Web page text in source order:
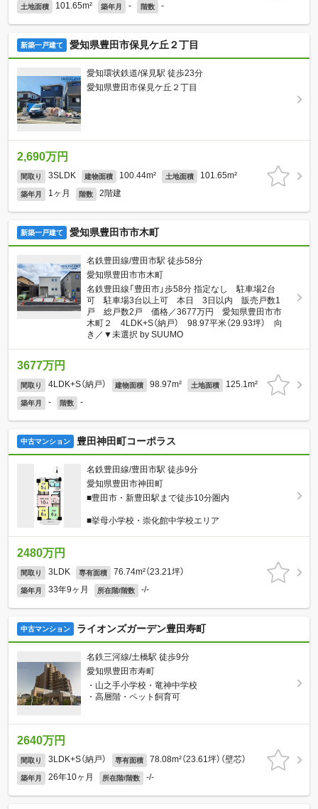
土地面積 101.65m² 築年月 - 階数 -
新築一戸建て 愛知県豊田市保見ケ丘２丁目
愛知環状鉄道/保見駅 徒歩23分
愛知県豊田市保見ケ丘２丁目
2,690万円
間取り 3SLDK 建物面積 100.44m² 土地面積 101.65m²
築年月 1ヶ月 階数 2階建
新築一戸建て 愛知県豊田市市木町
名鉄豊田線/豊田市駅 徒歩58分
愛知県豊田市市木町
名鉄豊田線「豊田市」歩58分 指定なし 駐車場2台
可 駐車場3台以上可 本日 3日以内 販売戸数1
戸 総戸数2戸 価格／3677万円 愛知県豊田市市
木町２ 4LDK+S（納戸） 98.97平米（29.93坪） 向
き／▼未選択 by SUUMO
3677万円
間取り 4LDK+S（納戸） 建物面積 98.97m² 土地面積 125.1m²
築年月 - 階数 -
中古マンション 豊田神田町コーポラス
名鉄豊田線/豊田市駅 徒歩9分
愛知県豊田市神田町
■豊田市・新豊田駅まで徒歩10分圏内
■挙母小学校・崇化館中学校エリア
2480万円
間取り 3LDK 専有面積 76.74m²（23.21坪）
築年月 33年9ヶ月 所在階/階数 -/-
中古マンション ライオンズガーデン豊田寿町
名鉄三河線/土橋駅 徒歩9分
愛知県豊田市寿町
・山之手小学校・竜神中学校
・高層階・ペット飼育可
2640万円
間取り 3LDK+S（納戸） 専有面積 78.08m²（23.61坪）（壁芯）
築年月 26年10ヶ月 所在階/階数 -/-